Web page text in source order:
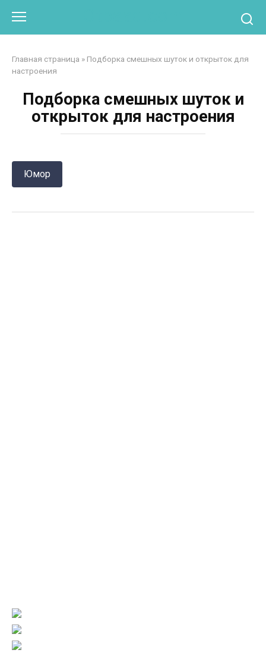
контенту
Главная страница » Подборка смешных шуток и открыток для
настроения
Подборка смешных шуток и
открыток для настроения
Юмор